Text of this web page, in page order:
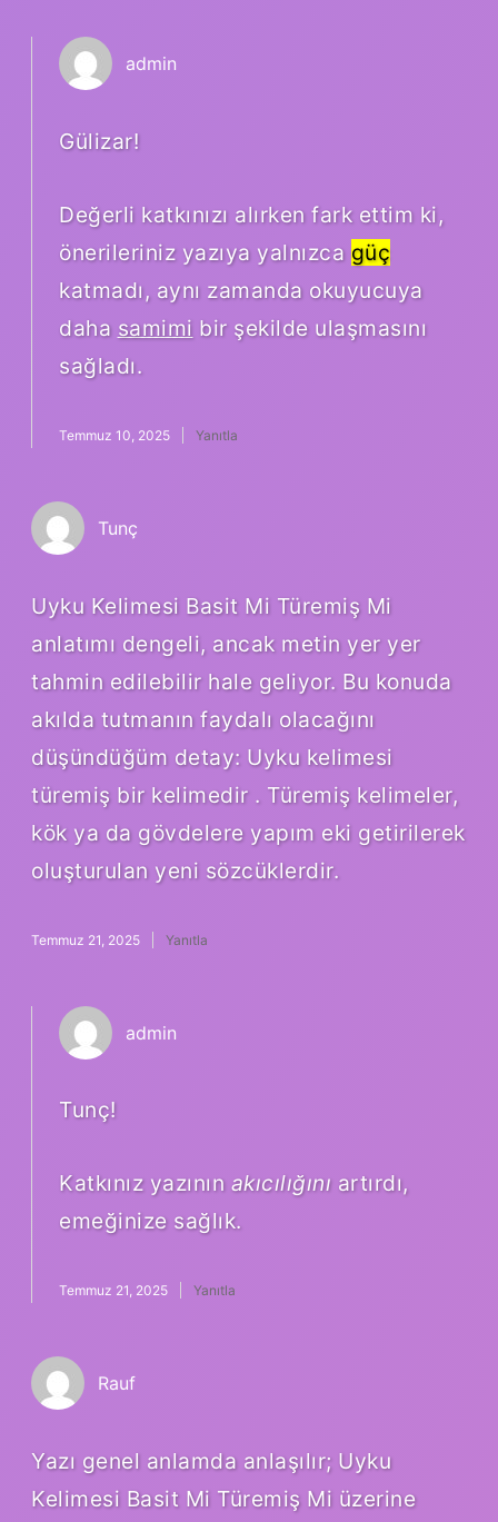
admin
Gülizar!
Değerli katkınızı alırken fark ettim ki,
önerileriniz yazıya yalnızca güç
katmadı, aynı zamanda okuyucuya
daha samimi bir şekilde ulaşmasını
sağladı.
Temmuz 10, 2025 Yanıtla
Tunç
Uyku Kelimesi Basit Mi Türemiş Mi
anlatımı dengeli, ancak metin yer yer
tahmin edilebilir hale geliyor. Bu konuda
akılda tutmanın faydalı olacağını
düşündüğüm detay: Uyku kelimesi
türemiş bir kelimedir . Türemiş kelimeler,
kök ya da gövdelere yapım eki getirilerek
oluşturulan yeni sözcüklerdir.
Temmuz 21, 2025 Yanıtla
admin
Tunç!
Katkınız yazının akıcılığını artırdı,
emeğinize sağlık.
Temmuz 21, 2025 Yanıtla
Rauf
Yazı genel anlamda anlaşılır; Uyku
Kelimesi Basit Mi Türemiş Mi üzerine